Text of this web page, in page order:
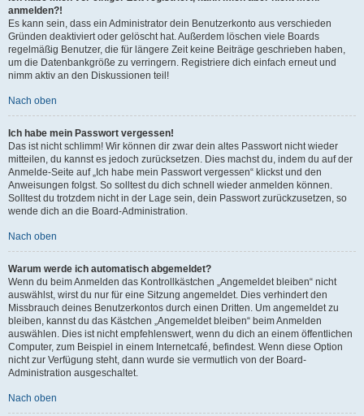
anmelden?!
Es kann sein, dass ein Administrator dein Benutzerkonto aus verschieden
Gründen deaktiviert oder gelöscht hat. Außerdem löschen viele Boards
regelmäßig Benutzer, die für längere Zeit keine Beiträge geschrieben haben,
um die Datenbankgröße zu verringern. Registriere dich einfach erneut und
nimm aktiv an den Diskussionen teil!
Nach oben
Ich habe mein Passwort vergessen!
Das ist nicht schlimm! Wir können dir zwar dein altes Passwort nicht wieder
mitteilen, du kannst es jedoch zurücksetzen. Dies machst du, indem du auf der
Anmelde-Seite auf „Ich habe mein Passwort vergessen“ klickst und den
Anweisungen folgst. So solltest du dich schnell wieder anmelden können.
Solltest du trotzdem nicht in der Lage sein, dein Passwort zurückzusetzen, so
wende dich an die Board-Administration.
Nach oben
Warum werde ich automatisch abgemeldet?
Wenn du beim Anmelden das Kontrollkästchen „Angemeldet bleiben“ nicht
auswählst, wirst du nur für eine Sitzung angemeldet. Dies verhindert den
Missbrauch deines Benutzerkontos durch einen Dritten. Um angemeldet zu
bleiben, kannst du das Kästchen „Angemeldet bleiben“ beim Anmelden
auswählen. Dies ist nicht empfehlenswert, wenn du dich an einem öffentlichen
Computer, zum Beispiel in einem Internetcafé, befindest. Wenn diese Option
nicht zur Verfügung steht, dann wurde sie vermutlich von der Board-
Administration ausgeschaltet.
Nach oben